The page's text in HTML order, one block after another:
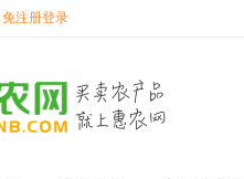
免注册登录